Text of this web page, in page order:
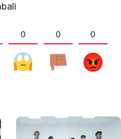
0 0 0